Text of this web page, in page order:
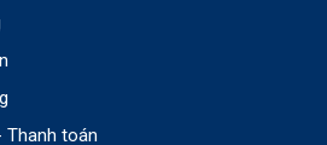
Thanh toán